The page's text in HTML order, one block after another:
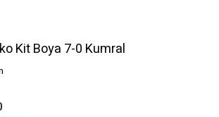
Kit Boya 7-0 Kumral